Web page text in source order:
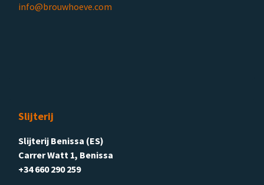
info@brouwhoeve.com
Slijterij
Slijterij Benissa (ES)
Carrer Watt 1, Benissa
+34 660 290 259